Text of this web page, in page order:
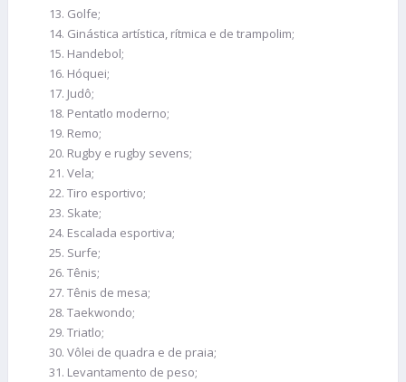
Golfe;
Ginástica artística, rítmica e de trampolim;
Handebol;
Hóquei;
Judô;
Pentatlo moderno;
Remo;
Rugby e rugby sevens;
Vela;
Tiro esportivo;
Skate;
Escalada esportiva;
Surfe;
Tênis;
Tênis de mesa;
Taekwondo;
Triatlo;
Vôlei de quadra e de praia;
Levantamento de peso;